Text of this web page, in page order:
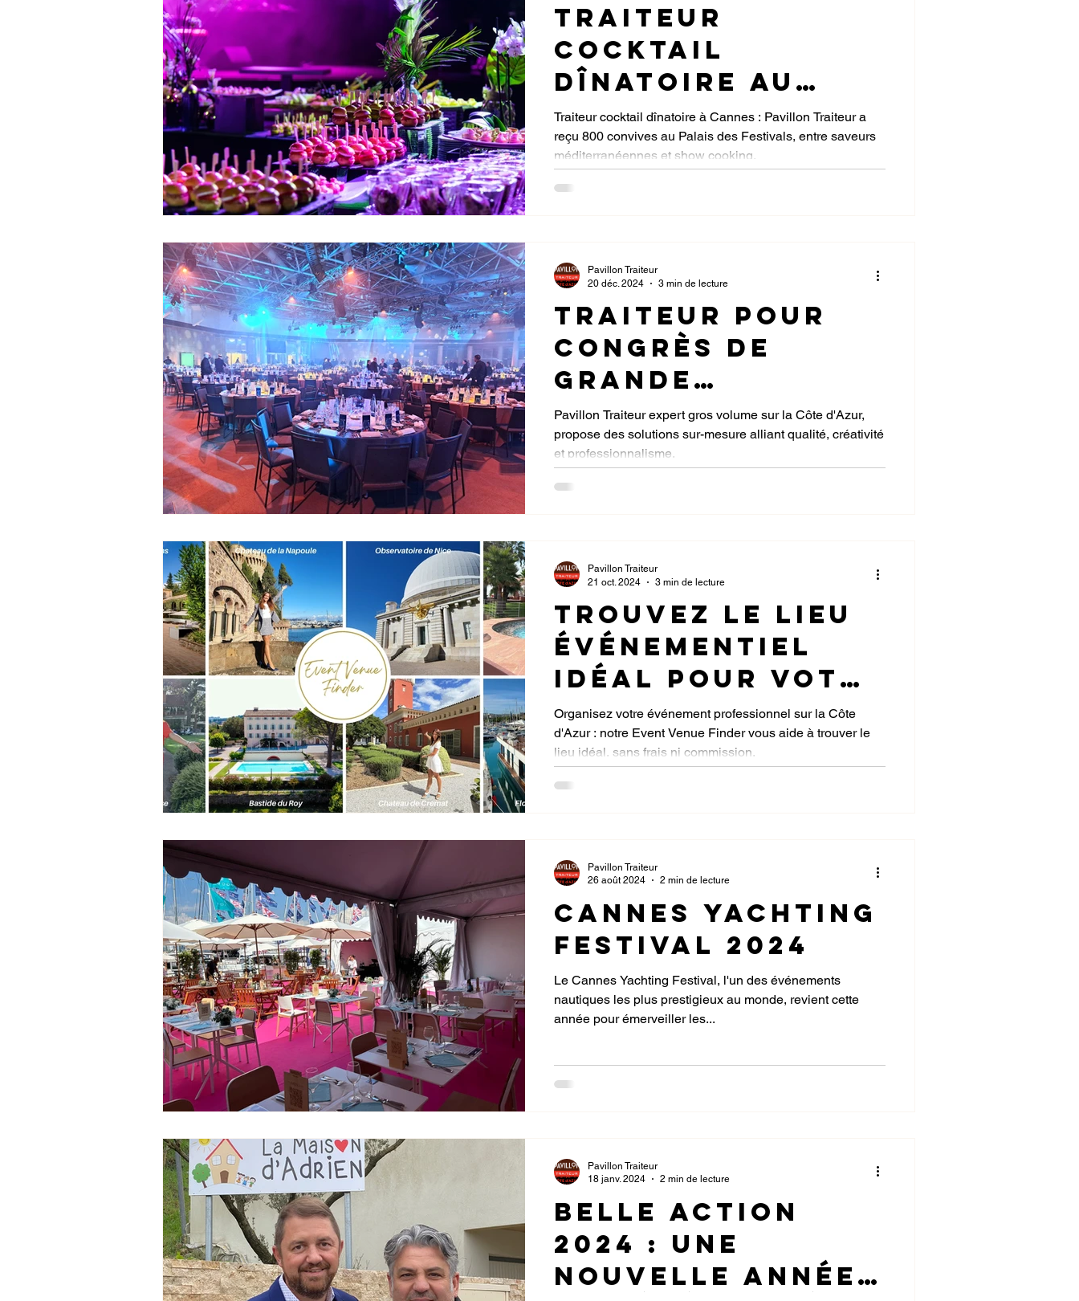
Traiteur
Cocktail
Dînatoire au
Palais des
Festivals de
Cannes
Traiteur cocktail dînatoire à Cannes : Pavillon Traiteur a
reçu 800 convives au Palais des Festivals, entre saveurs
méditerranéennes et show cooking.
Traiteur pour
Congrès de
Grande
Envergure sur
la Côte d'Azur
Pavillon Traiteur expert gros volume sur la Côte d'Azur,
propose des solutions sur-mesure alliant qualité, créativité
et professionnalisme.
Pavillon Traiteur
20 déc. 2024
3 min de lecture
Trouvez le lieu
événementiel
idéal pour votre
entreprise sur
la Côte d'Azur
Organisez votre événement professionnel sur la Côte
d'Azur : notre Event Venue Finder vous aide à trouver le
lieu idéal, sans frais ni commission.
Pavillon Traiteur
21 oct. 2024
3 min de lecture
Cannes Yachting
Festival 2024
Le Cannes Yachting Festival, l'un des événements
nautiques les plus prestigieux au monde, revient cette
année pour émerveiller les...
Pavillon Traiteur
26 août 2024
2 min de lecture
Belle Action
2024 : Une
Nouvelle Année
Pavillon Traiteur
18 janv. 2024
2 min de lecture